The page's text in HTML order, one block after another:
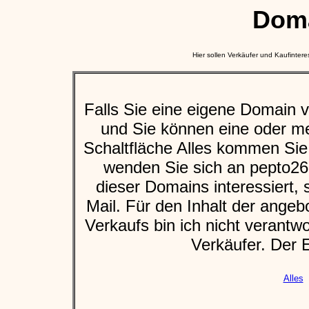
Hier sollen Verkäufer und
Falls Sie eine eigene Domain
und Sie können eine oder
Schaltfläche Alles kommen
wenden Sie sich an
dieser Domains interessiert,
Mail. Für den Inhalt der
Verkaufs bin ich nicht
Verkäufer. Der
Alles